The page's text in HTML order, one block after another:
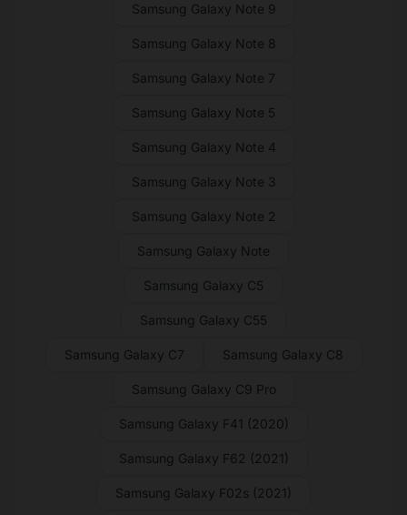
Samsung Galaxy Note 9
Samsung Galaxy Note 8
Samsung Galaxy Note 7
Samsung Galaxy Note 5
Samsung Galaxy Note 4
Samsung Galaxy Note 3
Samsung Galaxy Note 2
Samsung Galaxy Note
Samsung Galaxy C5
Samsung Galaxy C55
Samsung Galaxy C7 Samsung Galaxy C8
Samsung Galaxy C9 Pro
Samsung Galaxy F41 (2020)
Samsung Galaxy F62 (2021)
Samsung Galaxy F02s (2021)